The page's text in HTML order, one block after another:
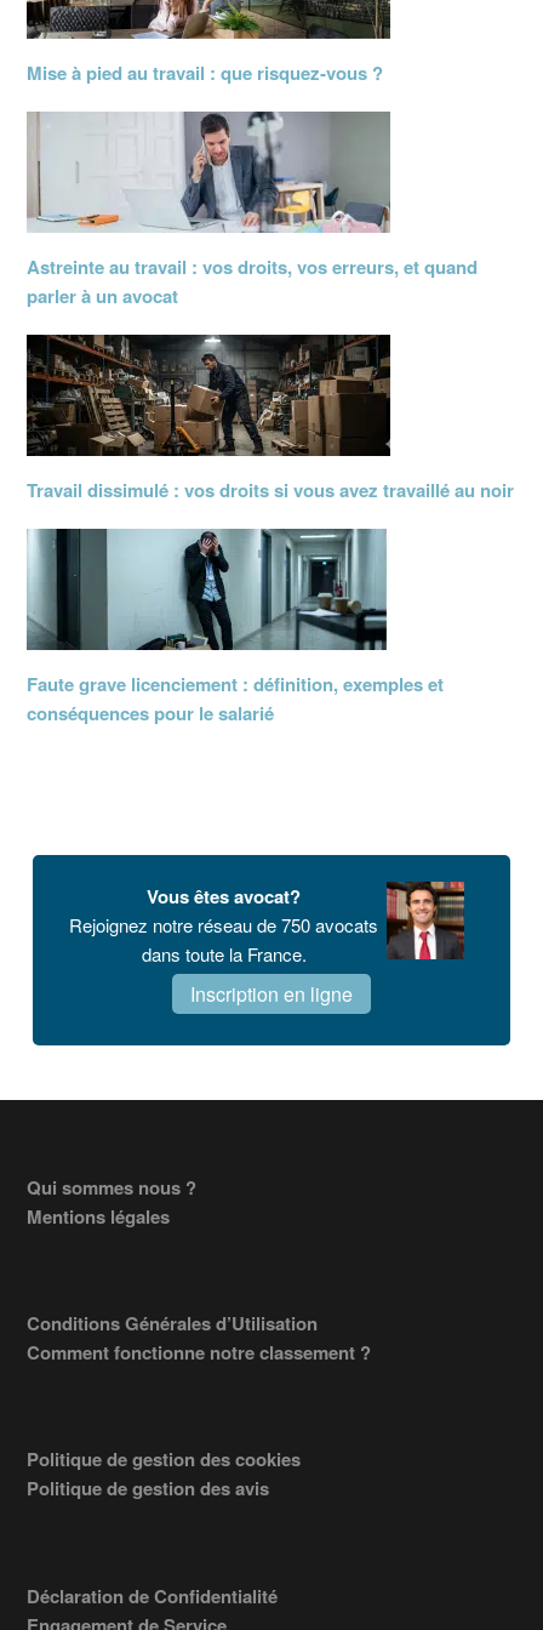
Mise à pied au travail : que risquez‑vous ?
Astreinte au travail : vos droits, vos erreurs, et quand
parler à un avocat
Travail dissimulé : vos droits si vous avez travaillé au noir
Faute grave licenciement : définition, exemples et
conséquences pour le salarié
Vous êtes avocat?
Rejoignez notre réseau de 750 avocats
dans toute la France.
Inscription en ligne
Footer
Qui sommes nous ?
Mentions légales
Conditions Générales d’Utilisation
Comment fonctionne notre classement ?
Politique de gestion des cookies
Politique de gestion des avis
Déclaration de Confidentialité